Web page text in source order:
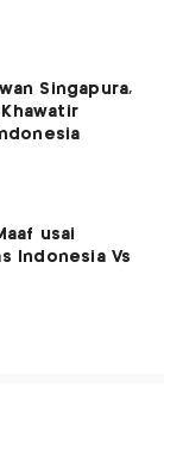
Singapura,
usai
Indonesia Vs